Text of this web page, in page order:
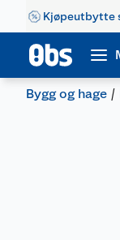
Kjøpeutbytte
Bygg og hage